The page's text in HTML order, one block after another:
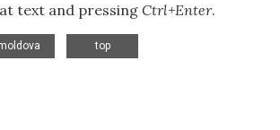
text and pressing Ctrl+Enter.
top